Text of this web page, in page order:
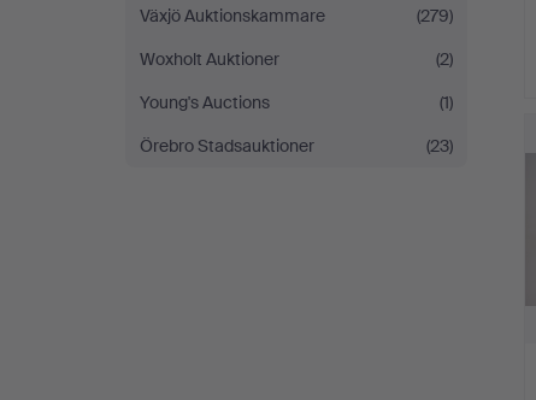
Växjö Auktionskammare
(279)
Woxholt Auktioner
(2)
Young's Auctions
(1)
Örebro Stadsauktioner
(23)